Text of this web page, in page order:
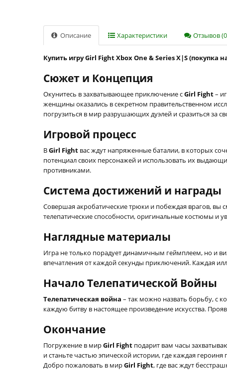
Описание Характеристики Отзывов
Купить игру Girl Fight Xbox One & Series X|S (покупка
Сюжет и Концепция
Окунитесь в захватывающее приключение сGirl Fight–
женщины оказались в секретном правительственном
погрузиться в мир разрушающих дуэлей и сразиться за
Игровой процесс
ВGirl Fight вас ждут напряженные баталии, в которых
потенциал своих персонажей и использовать их
противниками.
Система достижений и награды
Совершая акробатические трюки и побеждая врагов, вы
телепатические способности, оригинальные костюмы и
Наглядные материалы
Игра не только порадует динамичным геймплеем, но и
впечатления от каждой секунды приключений. Каждая
Начало Телепатической Войны
Телепатическая война – так можно назвать борьбу, с
каждую битву в настоящее произведение искусства.
Окончание
Погружение в мирGirl Fight подарит вам часы
и станьте частью эпической истории, где каждая
Добро пожаловать в мирGirl Fight, где вас ждут